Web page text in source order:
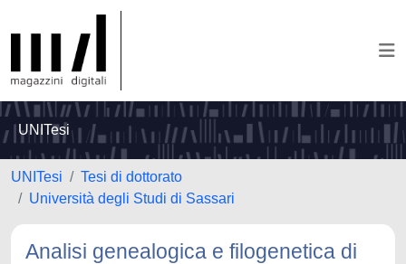
UNITesi
UNITesi
Tesi di dottorato
Università degli Studi di Sassari
Analisi genealogica e filogenetica di